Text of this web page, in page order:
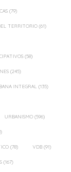
(79)
TERRITORIO (61)
(58)
(245)
INTEGRAL (135)
URBANISMO (596)
(78) VDB (91)
(167)